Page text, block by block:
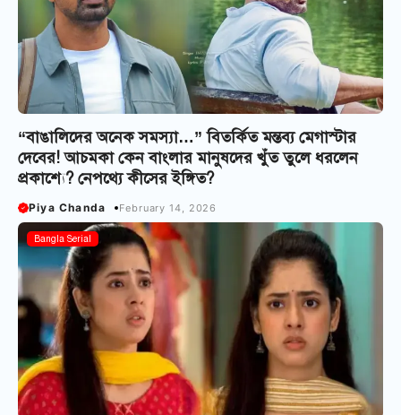
“বাঙালিদের অনেক সমস্যা…” বিতর্কিত মন্তব্য মেগাস্টার
দেবের! আচমকা কেন বাংলার মানুষদের খুঁত তুলে ধরলেন
প্রকাশ্যে? নেপথ্যে কীসের ইঙ্গিত?
Piya Chanda February 14, 2026
Bangla Serial